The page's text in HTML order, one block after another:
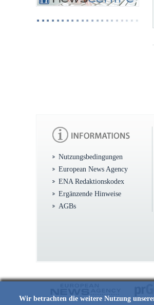
Wir betrachten die weitere Nutzung
Nutzungsbedingungen
European News Agency
ENA Redaktionskodex
Ergänzende Hinweise
AGBs